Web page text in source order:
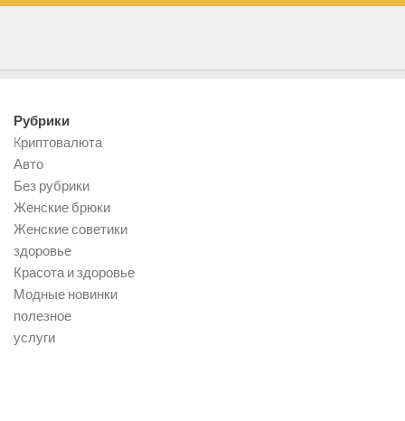
Рубрики
Kриптовалюта
Авто
Без рубрики
Женские брюки
Женские советики
здоровье
Красота и здоровье
Модные новинки
полезное
услуги